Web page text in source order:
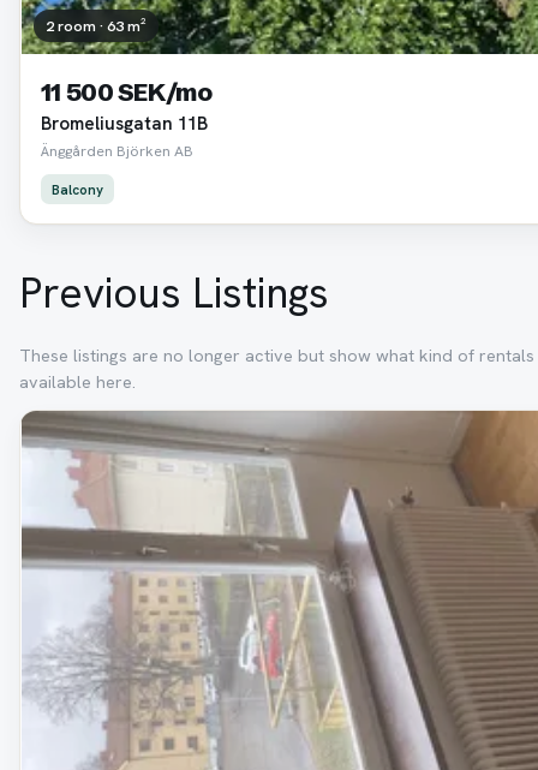
2 room · 63 m²
11 500 SEK/mo
Bromeliusgatan 11B
Änggården Björken AB
Balcony
Previous Listings
These listings are no longer active but show what kind of
available here.
Removed